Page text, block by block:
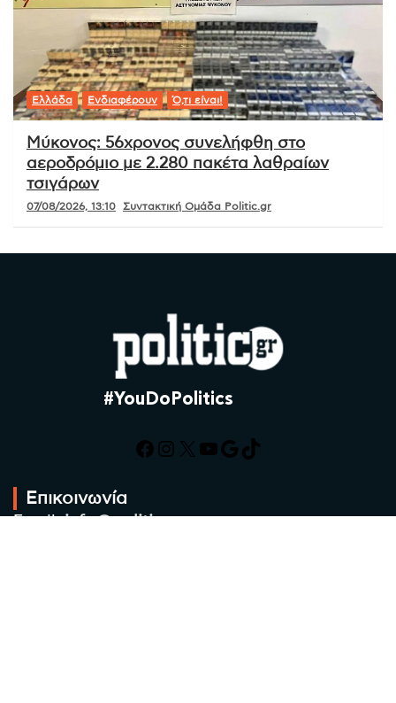
Ελλάδα Ενδιαφέρουν Ό,τι είναι!
Μύκονος: 56χρονος συνελήφθη στο
αεροδρόμιο με 2.280 πακέτα λαθραίων
τσιγάρων
07/08/2026, 13:10 Συντακτική Ομάδα Politic.gr
#YouDoPolitics
Facebook
Instagram
X YouTube
Google
TikTok
Επικοινωνία
Email: